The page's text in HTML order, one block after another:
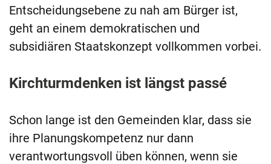
Entscheidungsebene zu nah am Bürger ist,
geht an einem demokratischen und
subsidiären Staatskonzept vollkommen vorbei.
Kirchturmdenken ist längst passé
Schon lange ist den Gemeinden klar, dass sie
ihre Planungskompetenz nur dann
verantwortungsvoll üben können, wenn sie